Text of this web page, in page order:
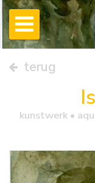
terug
kunstwerk •